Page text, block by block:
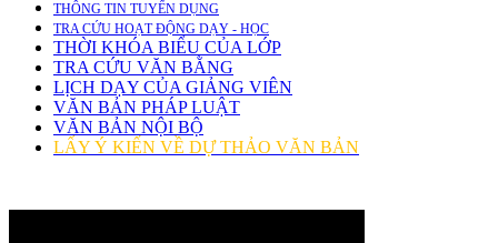
THÔNG TIN TUYỂN DỤNG
TRA CỨU HOẠT ĐỘNG DẠY - HỌC
THỜI KHÓA BIỂU CỦA LỚP
TRA CỨU VĂN BẰNG
LỊCH DẠY CỦA GIẢNG VIÊN
VĂN BẢN PHÁP LUẬT
VĂN BẢN NỘI BỘ
LẤY Ý KIẾN VỀ DỰ THẢO VĂN BẢN